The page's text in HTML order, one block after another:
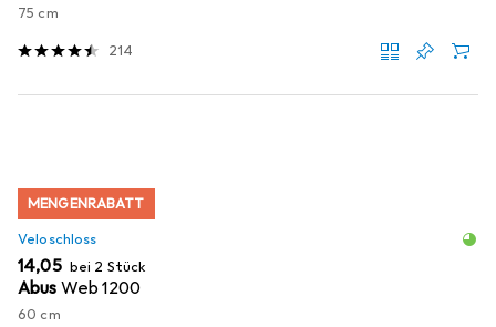
75 cm
214
MENGENRABATT
Veloschloss
EUR
14,05 bei 2 Stück
Abus Web 1200
60 cm